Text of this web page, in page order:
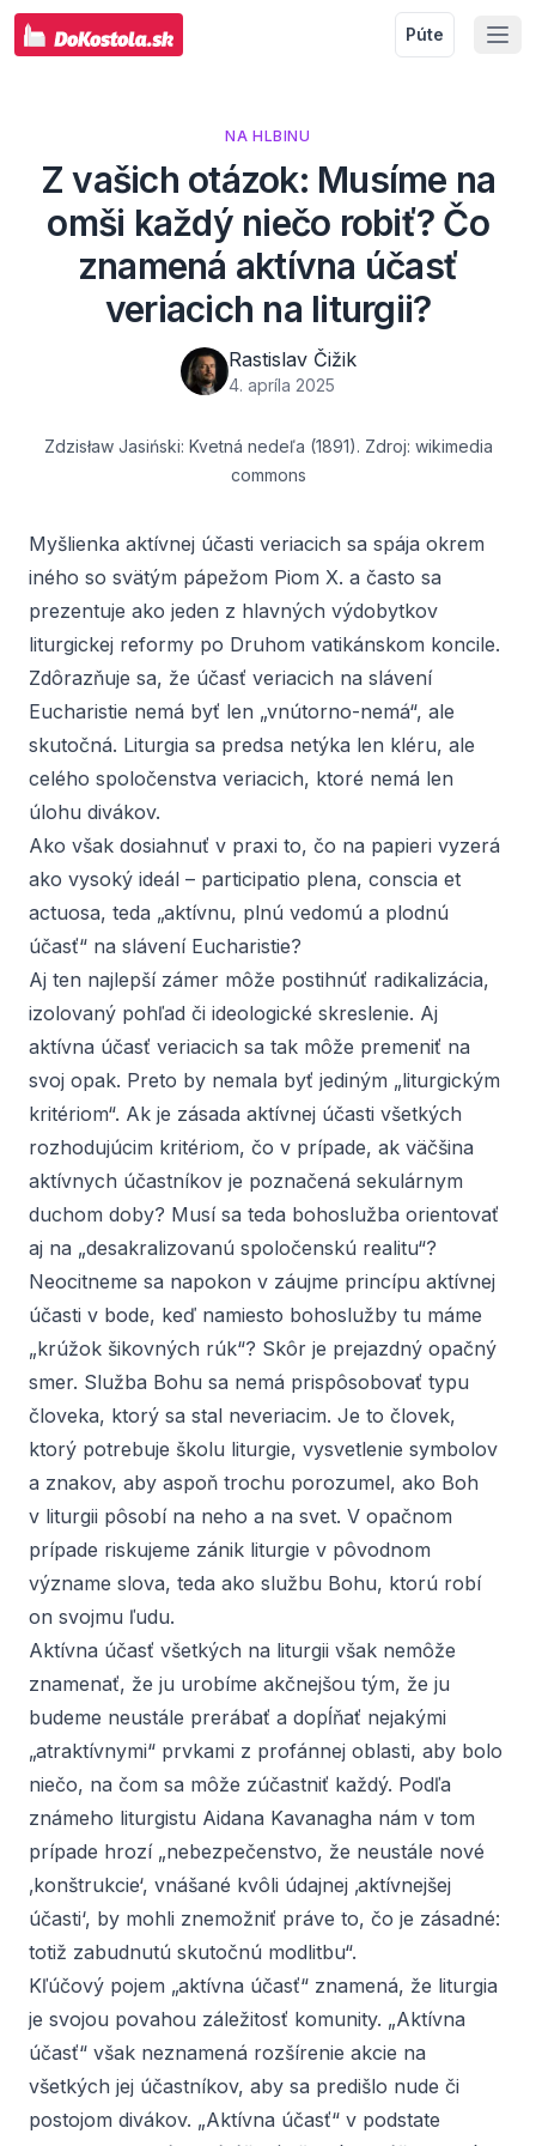
Púte
NA HLBINU
Z vašich otázok: Musíme na
omši každý niečo robiť? Čo
znamená aktívna účasť
veriacich na liturgii?
Rastislav Čižik
4. apríla 2025
Zdzisław Jasiński: Kvetná nedeľa (1891). Zdroj: wikimedia
commons
Myšlienka aktívnej účasti veriacich sa spája okrem
iného so svätým pápežom Piom X. a často sa
prezentuje ako jeden z hlavných výdobytkov
liturgickej reformy po Druhom vatikánskom koncile.
Zdôrazňuje sa, že účasť veriacich na slávení
Eucharistie nemá byť len „vnútorno-nemá“, ale
skutočná. Liturgia sa predsa netýka len kléru, ale
celého spoločenstva veriacich, ktoré nemá len
úlohu divákov.
Ako však dosiahnuť v praxi to, čo na papieri vyzerá
ako vysoký ideál – participatio plena, conscia et
actuosa, teda „aktívnu, plnú vedomú a plodnú
účasť“ na slávení Eucharistie?
Aj ten najlepší zámer môže postihnúť radikalizácia,
izolovaný pohľad či ideologické skreslenie. Aj
aktívna účasť veriacich sa tak môže premeniť na
svoj opak. Preto by nemala byť jediným „liturgickým
kritériom“. Ak je zásada aktívnej účasti všetkých
rozhodujúcim kritériom, čo v prípade, ak väčšina
aktívnych účastníkov je poznačená sekulárnym
duchom doby? Musí sa teda bohoslužba orientovať
aj na „desakralizovanú spoločenskú realitu“?
Neocitneme sa napokon v záujme princípu aktívnej
účasti v bode, keď namiesto bohoslužby tu máme
„krúžok šikovných rúk“? Skôr je prejazdný opačný
smer. Služba Bohu sa nemá prispôsobovať typu
človeka, ktorý sa stal neveriacim. Je to človek,
ktorý potrebuje školu liturgie, vysvetlenie symbolov
a znakov, aby aspoň trochu porozumel, ako Boh
v liturgii pôsobí na neho a na svet. V opačnom
prípade riskujeme zánik liturgie v pôvodnom
význame slova, teda ako službu Bohu, ktorú robí
on svojmu ľudu.
Aktívna účasť všetkých na liturgii však nemôže
znamenať, že ju urobíme akčnejšou tým, že ju
budeme neustále prerábať a dopĺňať nejakými
„atraktívnymi“ prvkami z profánnej oblasti, aby bolo
niečo, na čom sa môže zúčastniť každý. Podľa
známeho liturgistu Aidana Kavanagha nám v tom
prípade hrozí „nebezpečenstvo, že neustále nové
‚konštrukcie‘, vnášané kvôli údajnej ‚aktívnejšej
účasti‘, by mohli znemožniť práve to, čo je zásadné:
totiž zabudnutú skutočnú modlitbu“.
Kľúčový pojem „aktívna účasť“ znamená, že liturgia
je svojou povahou záležitosť komunity. „Aktívna
účasť“ však neznamená rozšírenie akcie na
všetkých jej účastníkov, aby sa predišlo nude či
postojom divákov. „Aktívna účasť“ v podstate